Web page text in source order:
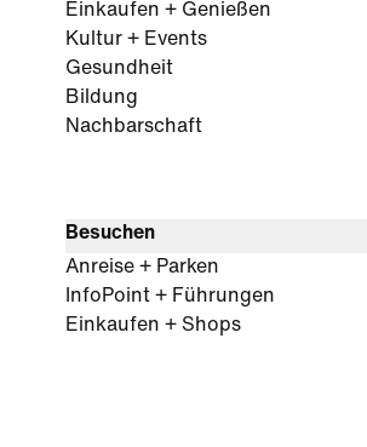
Einkaufen + Genießen
Kultur + Events
Gesundheit
Bildung
Nachbarschaft
Besuchen
Anreise + Parken
InfoPoint + Führungen
Einkaufen + Shops